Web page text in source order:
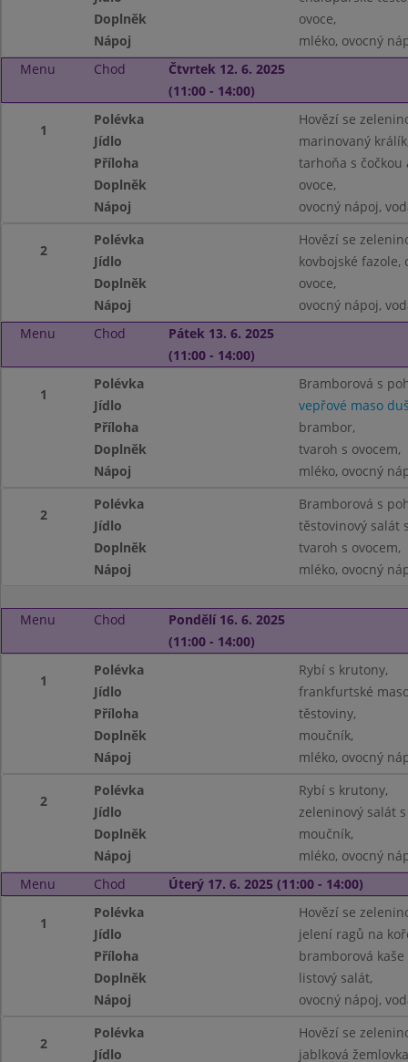
Doplněk
ovoce,
Nápoj
mléko, ovocný
Menu
Chod
Čtvrtek 12. 6. 2025
(11:00 - 14:00)
1
Polévka
Hovězí se
Jídlo
marinovaný
Příloha
tarhoňa s čočkou
Doplněk
ovoce,
Nápoj
ovocný nápoj,
2
Polévka
Hovězí se
Jídlo
kovbojské fazole,
Doplněk
ovoce,
Nápoj
ovocný nápoj,
Menu
Chod
Pátek 13. 6. 2025
(11:00 - 14:00)
1
Polévka
Bramborová s
Jídlo
vepřové maso
Příloha
brambor,
Doplněk
tvaroh s ovocem,
Nápoj
mléko, ovocný
2
Polévka
Bramborová s
Jídlo
těstovinový salát
Doplněk
tvaroh s ovocem,
Nápoj
mléko, ovocný
Menu Chod
Pondělí 16. 6. 2025
(11:00 - 14:00)
1
Polévka
Rybí s krutony,
Jídlo
frankfurtské
Příloha
těstoviny,
Doplněk
moučník,
Nápoj
mléko, ovocný
2
Polévka
Rybí s krutony,
Jídlo
zeleninový salát
Doplněk
moučník,
Nápoj
mléko, ovocný
Menu
Chod Úterý 17. 6. 2025 (11:00 - 14:00)
1
Polévka
Hovězí se
Jídlo
jelení ragů na
Příloha
bramborová kaše
Doplněk
listový salát,
Nápoj
ovocný nápoj,
2
Polévka
Hovězí se
Jídlo
jablková